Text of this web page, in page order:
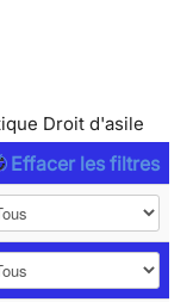
Droit d'asile
Effacer les filtres